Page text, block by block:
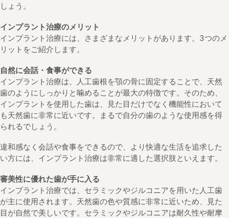
しょう。
インプラント治療のメリット
インプラント治療には、さまざまなメリットがあります。3つのメ
リットをご紹介します。
自然に会話・食事ができる
インプラント治療は、人工歯根を顎の骨に固定することで、天然
歯のようにしっかりと噛めることが最大の特徴です。そのため、
インプラントを使用した歯は、見た目だけでなく機能性において
も天然歯に非常に近いです。まるで自分の歯のような使用感を得
られるでしょう。
違和感なく会話や食事をできるので、より快適な生活を追求した
い方には、インプラント治療は非常に適した選択肢といえます。
審美性に優れた歯が手に入る
インプラント治療では、セラミックやジルコニアを用いた人工歯
が主に使用されます。天然歯の色や質感に非常に近いため、見た
目が自然で美しいです。セラミックやジルコニアは耐久性や耐摩